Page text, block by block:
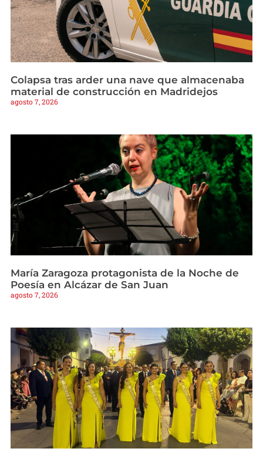
Colapsa tras arder una nave que almacenaba
material de construcción en Madridejos
agosto 7, 2026
María Zaragoza protagonista de la Noche de
Poesía en Alcázar de San Juan
agosto 7, 2026